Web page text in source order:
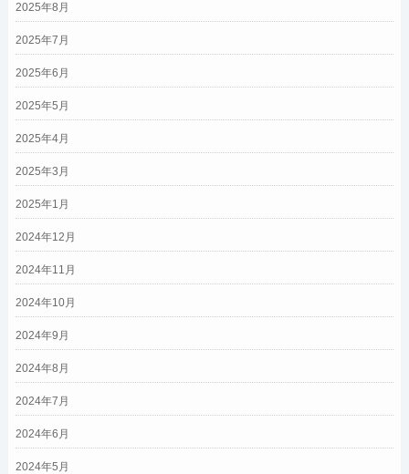
2025年8月
2025年7月
2025年6月
2025年5月
2025年4月
2025年3月
2025年1月
2024年12月
2024年11月
2024年10月
2024年9月
2024年8月
2024年7月
2024年6月
2024年5月